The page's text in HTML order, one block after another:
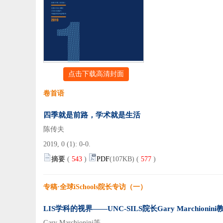
点击下载高清封面
卷首语
四季就是前路，学术就是生活
陈传夫
2019, 0 (1): 0-0.
摘要 ( 543 ) PDF(107KB) ( 577 )
专稿·全球iSchools院长专访（一）
LIS学科的视界——UNC-SILS院长Gary Marchionini